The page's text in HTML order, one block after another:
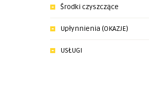
Środki czyszczące
Upłynnienia (OKAZJE)
USŁUGI